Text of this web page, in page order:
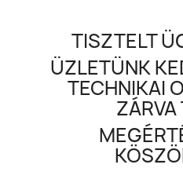
TISZTELT
ÜZLETÜNK
TECHNIKAI